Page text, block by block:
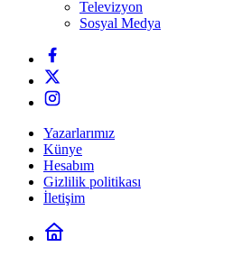
Televizyon
Sosyal Medya
Yazarlarımız
Künye
Hesabım
Gizlilik politikası
İletişim